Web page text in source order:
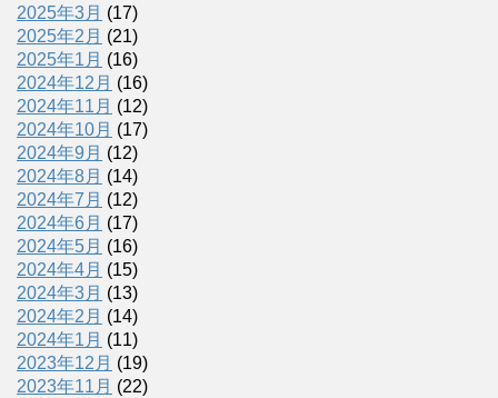
2025年3月 (17)
2025年2月 (21)
2025年1月 (16)
2024年12月 (16)
2024年11月 (12)
2024年10月 (17)
2024年9月 (12)
2024年8月 (14)
2024年7月 (12)
2024年6月 (17)
2024年5月 (16)
2024年4月 (15)
2024年3月 (13)
2024年2月 (14)
2024年1月 (11)
2023年12月 (19)
2023年11月 (22)